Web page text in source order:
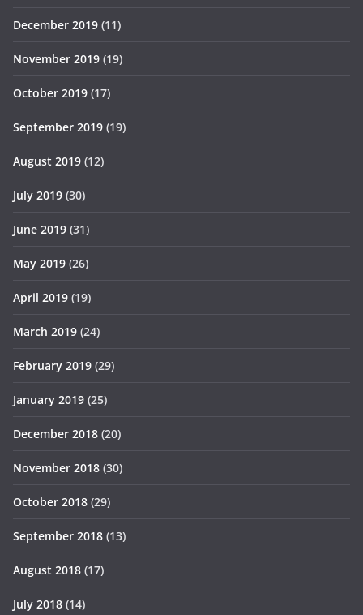
December 2019 (11)
November 2019 (19)
October 2019 (17)
September 2019 (19)
August 2019 (12)
July 2019 (30)
June 2019 (31)
May 2019 (26)
April 2019 (19)
March 2019 (24)
February 2019 (29)
January 2019 (25)
December 2018 (20)
November 2018 (30)
October 2018 (29)
September 2018 (13)
August 2018 (17)
July 2018 (14)